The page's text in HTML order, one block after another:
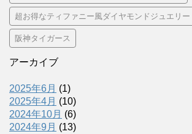
超お得なティファニー風ダイヤモンドジュエリー
阪神タイガース
アーカイブ
2025年6月 (1)
2025年4月 (10)
2024年10月 (6)
2024年9月 (13)